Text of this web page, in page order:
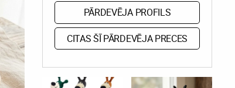
PĀRDEVĒJA PROFILS
CITAS ŠĪ PĀRDEVĒJA PRECES